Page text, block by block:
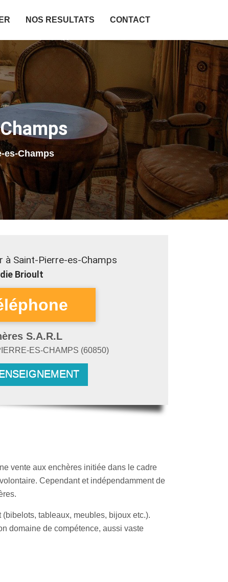
NOS RESULTATS CONTACT
es-Champs
Saint-Pierre-es-Champs
Brioult
S.A.R.L
ES-CHAMPS (60850)
vente aux enchères initiée dans le cadre
Cependant et indépendamment de
.
(bibelots, tableaux, meubles, bijoux etc.).
domaine de compétence, aussi vaste